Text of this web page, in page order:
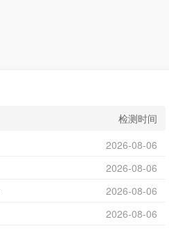
检测时间
2026-08-06
2026-08-06
2026-08-06
2026-08-06